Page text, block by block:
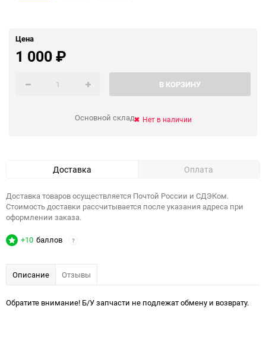
Цена
1 000₽
В КОРЗИНУ
Основной склад Нет в наличии
Доставка Оплата
Доставка товаров осуществляется Почтой России и СДЭКом.
Стоимость доставки рассчитывается после указания адреса при
оформлении заказа.
+10 баллов ?
Описание Отзывы
Обратите внимание! Б/У запчасти не подлежат обмену и возврату.